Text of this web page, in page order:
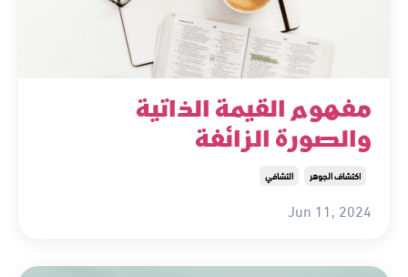
مفهوم القيمة الذاتية
والصورة الزائفة
اكتشاف الجوهر التشافي
Jun 11, 2024